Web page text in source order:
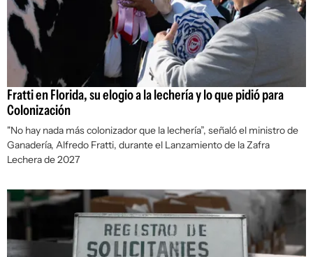
Fratti en Florida, su elogio a la lechería y lo que pidió para
Colonización
"No hay nada más colonizador que la lechería”, señaló el ministro de
Ganadería, Alfredo Fratti, durante el Lanzamiento de la Zafra
Lechera de 2027